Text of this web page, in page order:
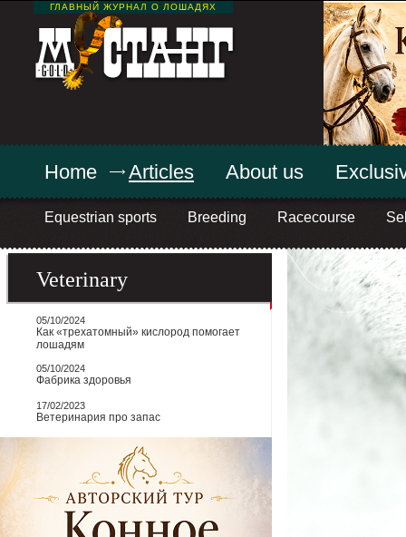
ГЛАВНЫЙ ЖУРНАЛ О ЛОШАДЯХ
Home Articles
Equestrian sports Breeding Racecourse
About us
Veterinary
05/10/2024
Как «трехатомный» кислород помогает
лошадям
05/10/2024
Фабрика здоровья
17/02/2023
Ветеринария про запас